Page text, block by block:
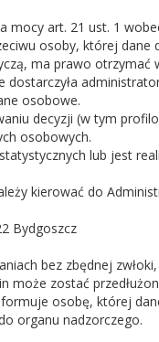
mocy art. 21 ust. 1
osoby, której dane
ma prawo
osobowe.
decyzji (w tym
osobowych.
lub jest
kierować do
Bydgoszcz
bez zbędnej
zostać
osobę, której
organu nadzorczego.